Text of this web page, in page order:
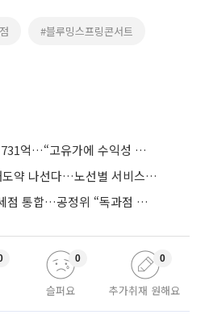
#블루밍스프링콘서트
진에어, 2분기 영업손실 731억…“고유가에 수익성 악화”
새출발 트리니티항공, 재도약 나선다…노선별 서비스 차별화
합…공정위 “독과점 여부 따진다”
슬퍼요
0
추가취재 원해요
0